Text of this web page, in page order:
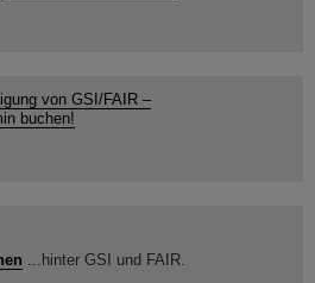
von GSI/FAIR –
buchen!
...hinter GSI und FAIR.